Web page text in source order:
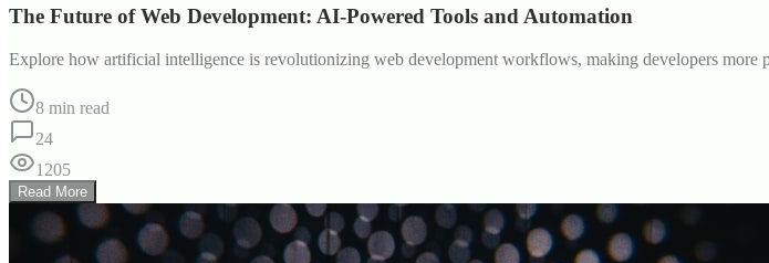
The Future of Web Development: AI-Powered Tools and Automation
Explore how artificial intelligence is revolutionizing web development workflows, making developers more
8 min read
24
1205
Read More